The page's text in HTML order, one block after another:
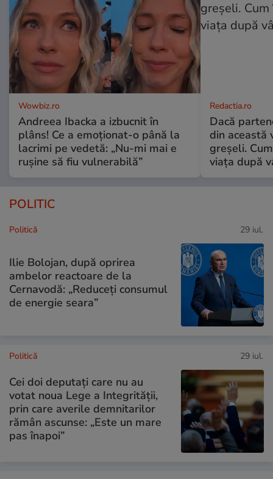
Wowbiz.ro
Andreea Ibacka a izbucnit în
plâns! Ce a emoționat-o până la
lacrimi pe vedetă: „Nu-mi mai e
rușine să fiu vulnerabilă”
Redactia.ro
Dacă
din această
greșeli.
viața după
POLITIC
Politică 29 iul.
Ilie Bolojan, după oprirea
ambelor reactoare de la
Cernavodă: „Reduceți consumul
de energie seara”
Politică 29 iul.
Cei doi deputați care nu au
votat noua Lege a Integrității,
prin care averile demnitarilor
rămân ascunse: „Este un mare
pas înapoi”